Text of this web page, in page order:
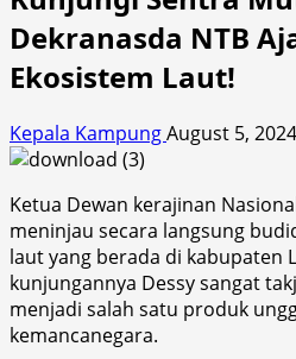
Dekranasda NTB
Ekosistem Laut!
Kepala KampungAugust 5, 2024
Ketua Dewan kerajinan
meninjau secara langsung
laut yang berada di kabupaten
kunjungannya Dessy sangat
menjadi salah satu produk
kemancanegara.